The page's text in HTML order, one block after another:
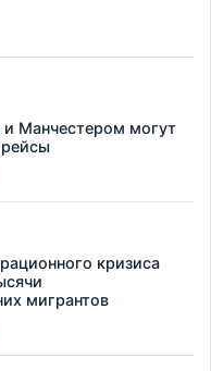
Манчестером могут
кризиса
мигрантов